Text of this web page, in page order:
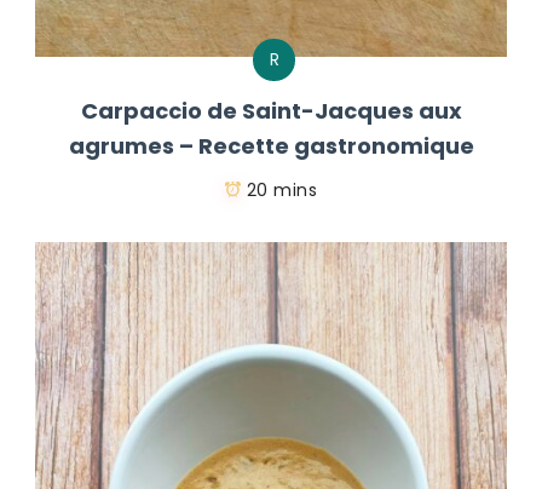
R
Carpaccio de Saint-Jacques aux
agrumes – Recette gastronomique
20 mins